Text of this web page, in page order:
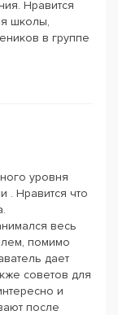
Нравится
школы,
в группе
уровня
. Нравится что
весь
помимо
дает
советов для
и
после